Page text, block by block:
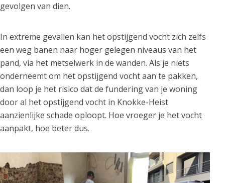
gevolgen van dien.
In extreme gevallen kan het opstijgend vocht zich zelfs
een weg banen naar hoger gelegen niveaus van het
pand, via het metselwerk in de wanden. Als je niets
onderneemt om het opstijgend vocht aan te pakken,
dan loop je het risico dat de fundering van je woning
door al het opstijgend vocht in Knokke-Heist
aanzienlijke schade oploopt. Hoe vroeger je het vocht
aanpakt, hoe beter dus.